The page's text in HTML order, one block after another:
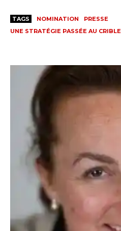
TAGS NOMINATION
PRESSE
UNE STRATÉGIE PASSÉE AU CRIBLE